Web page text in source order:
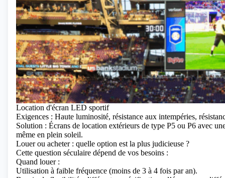
Location d'écran LED sportif
Exigences : Haute luminosité, résistance aux intempéries,
Solution : Écrans de location extérieurs de type P5 ou P6 avec
même en plein soleil.
Louer ou acheter : quelle option est la plus judicieuse ?
Cette question séculaire dépend de vos besoins :
Quand louer :
Utilisation à faible fréquence (moins de 3 à 4 fois par an).